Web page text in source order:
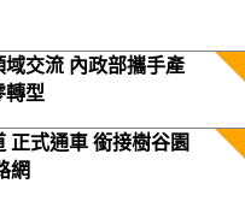
交流 內政部攜手產
轉型
正式通車 銜接樹谷園
網